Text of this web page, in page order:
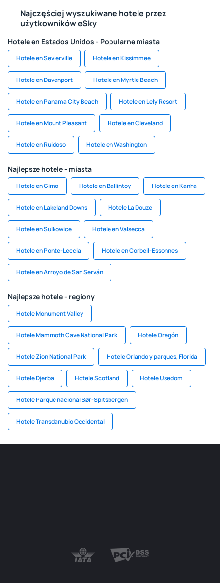
Najczęściej wyszukiwane hotele przez
użytkowników eSky
Hotele en Estados Unidos - Popularne miasta
Hotele en Sevierville Hotele en Kissimmee
Hotele en Davenport Hotele en Myrtle Beach
Hotele en Panama City Beach Hotele en Lely Resort
Hotele en Mount Pleasant Hotele en Cleveland
Hotele en Ruidoso Hotele en Washington
Najlepsze hotele - miasta
Hotele en Gimo Hotele en Ballintoy Hotele en Kanha
Hotele en Lakeland Downs Hotele La Douze
Hotele en Sulkowice Hotele en Valsecca
Hotele en Ponte-Leccia Hotele en Corbeil-Essonnes
Hotele en Arroyo de San Serván
Najlepsze hotele - regiony
Hotele Monument Valley
Hotele Mammoth Cave National Park Hotele Oregón
Hotele Zion National Park Hotele Orlando y parques, Florida
Hotele Djerba Hotele Scotland Hotele Usedom
Hotele Parque nacional Sør-Spitsbergen
Hotele Transdanubio Occidental